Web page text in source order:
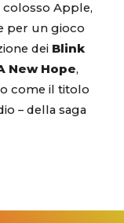
Apple,
per un gioco
dei Blink
New Hope,
come il titolo
– della saga